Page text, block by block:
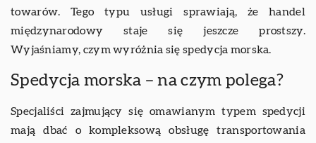
towarów. Tego typu usługi sprawiają, że handel
międzynarodowy staje się jeszcze prostszy.
Wyjaśniamy, czym wyróżnia się spedycja morska.
Spedycja morska – na czym polega?
Specjaliści zajmujący się omawianym typem spedycji
mają dbać o kompleksową obsługę transportowania